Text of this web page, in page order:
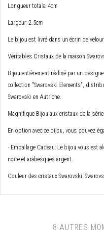
Longueur totale: 4cm
Largeur: 2.5cm
Le bijou est livré dans un écrin de
Véritables Cristaux de la maison
Bijou entièrement réalisé par un
collection "Swarovski Elements",
Swarovski en Autriche.
Magnifique Bijou aux cristaux de la
En option avec ce bijou, vous pouvez
- Emballage Cadeau: Le bijou vous est
noire et arabesques argent.
Couleur des cristaux Swarovski:
8 AUTRES